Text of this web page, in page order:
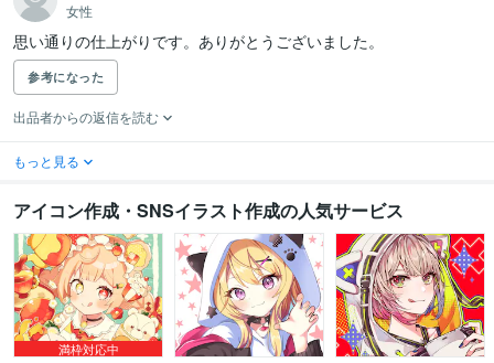
女性
思い通りの仕上がりです。ありがとうございました。
参考になった
出品者からの返信を読む
もっと見る
アイコン作成・SNSイラスト作成の人気サービス
満枠対応中